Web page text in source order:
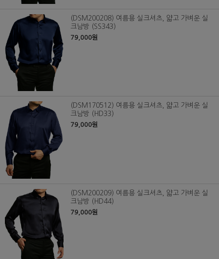
(DSM200208) 여름용 실크셔츠, 얇고 가벼운 실
크남방 (SS343)
79,000원
(DSM170512) 여름용 실크셔츠, 얇고 가벼운 실
크남방 (HD33)
79,000원
(DSM200209) 여름용 실크셔츠, 얇고 가벼운 실
크남방 (HD44)
79,000원